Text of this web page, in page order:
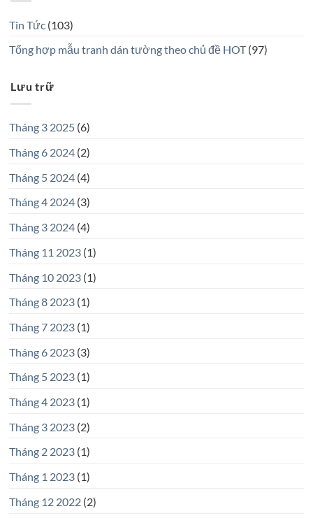
Tin Tức(103)
Tổng hợp mẫu tranh dán tường theo chủ đề HOT(97)
Lưu trữ
Tháng 3 2025(6)
Tháng 6 2024(2)
Tháng 5 2024(4)
Tháng 4 2024(3)
Tháng 3 2024(4)
Tháng 11 2023(1)
Tháng 10 2023(1)
Tháng 8 2023(1)
Tháng 7 2023(1)
Tháng 6 2023(3)
Tháng 5 2023(1)
Tháng 4 2023(1)
Tháng 3 2023(2)
Tháng 2 2023(1)
Tháng 1 2023(1)
Tháng 12 2022(2)